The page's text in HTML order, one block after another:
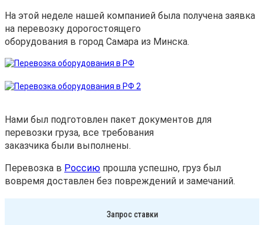
На этой неделе нашей компанией была получена заявка
на перевозку дорогостоящего
оборудования в город Самара из Минска.
Нами был подготовлен пакет документов для
перевозки груза, все требования
заказчика были выполнены.
Перевозка в Россию прошла успешно, груз был
вовремя доставлен без повреждений и замечаний.
Запрос ставки